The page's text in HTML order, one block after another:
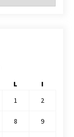
L
I
1
2
8 9